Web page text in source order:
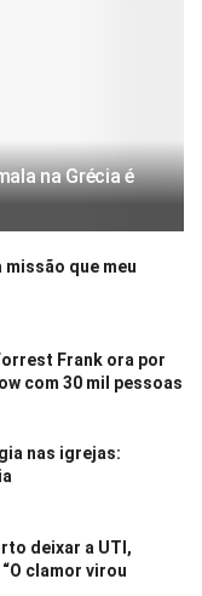
na Grécia é
missão que meu
Frank ora por
com 30 mil pessoas
nas igrejas:
deixar a UTI,
clamor virou